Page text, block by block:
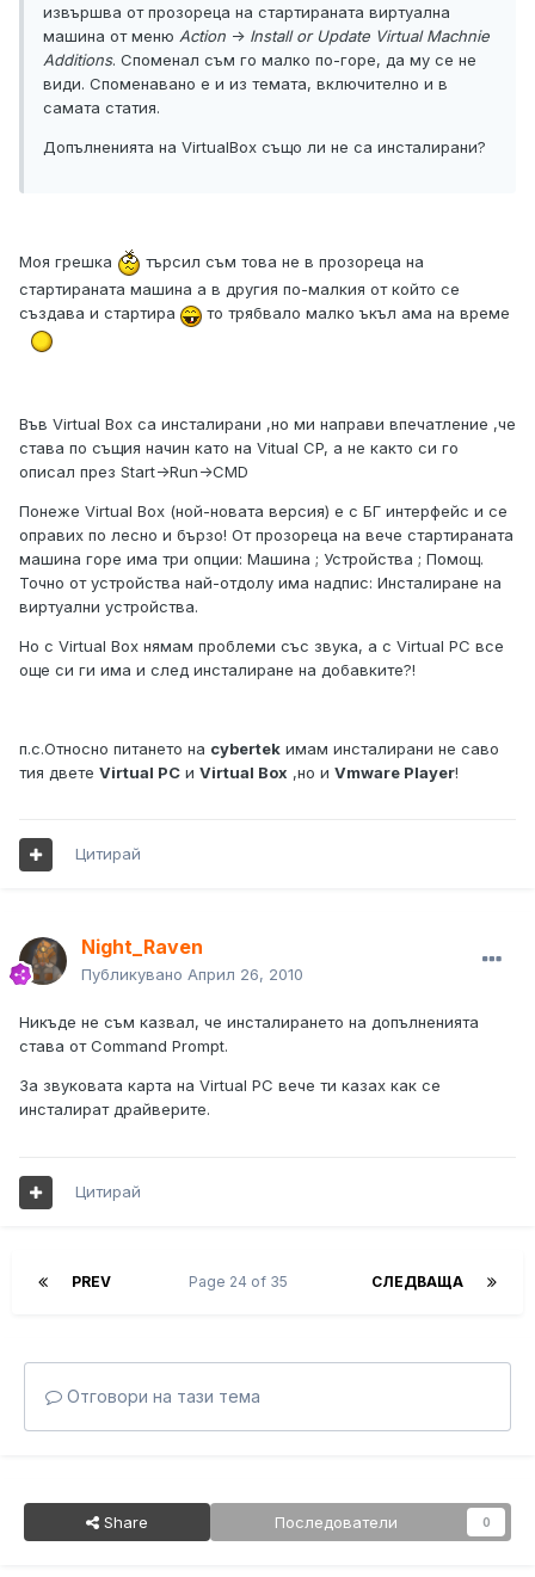
извършва от прозореца на стартираната виртуална
машина от меню Action -> Install or Update Virtual Machnie
Additions. Споменал съм го малко по-горе, да му се не
види. Споменавано е и из темата, включително и в
самата статия.
Допълненията на VirtualBox също ли не са инсталирани?
Моя грешка
търсил съм това не в прозореца на
стартираната машина а в другия по-малкия от който се
създава и стартира
то трябвало малко ъкъл ама на време
Във Virtual Box са инсталирани ,но ми направи впечатление ,че
става по същия начин като на Vitual CP, а не както си го
описал през Start->Run->CMD
Понеже Virtual Box (ной-новата версия) е с БГ интерфейс и се
оправих по лесно и бързо! От прозореца на вече стартираната
машина горе има три опции: Машина ; Устройства ; Помощ.
Точно от устройства най-отдолу има надпис: Инсталиране на
виртуални устройства.
Но с Virtual Box нямам проблеми със звука, а с Virtual PC все
още си ги има и след инсталиране на добавките?!
п.с.Относно питането на cybertek имам инсталирани не саво
тия двете Virtual PC и Virtual Box ,но и Vmware Player!
Цитирай
Night_Raven
Публикувано Април 26, 2010
Никъде не съм казвал, че инсталирането на допълненията
става от Command Prompt.
За звуковата карта на Virtual PC вече ти казах как се
инсталират драйверите.
Цитирай
PREV СЛЕДВАЩА
Page 24 of 35
Отговори на тази тема
Share Последователи 0